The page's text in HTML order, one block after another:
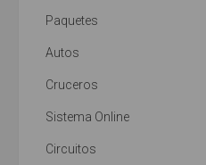
Paquetes
Autos
Cruceros
Sistema Online
Circuitos